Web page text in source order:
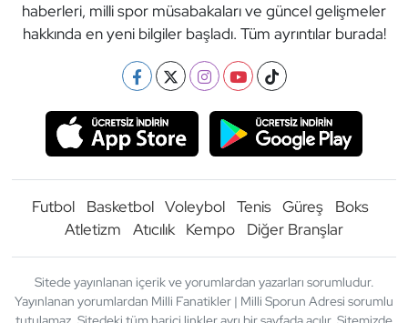
haberleri, milli spor müsabakaları ve güncel gelişmeler
hakkında en yeni bilgiler başladı. Tüm ayrıntılar burada!
Futbol Basketbol Voleybol Tenis Güreş
Boks
Atletizm
Atıcılık Kempo Diğer Branşlar
Sitede yayınlanan içerik ve yorumlardan yazarları sorumludur.
Yayınlanan yorumlardan Milli Fanatikler | Milli Sporun Adresi sorumlu